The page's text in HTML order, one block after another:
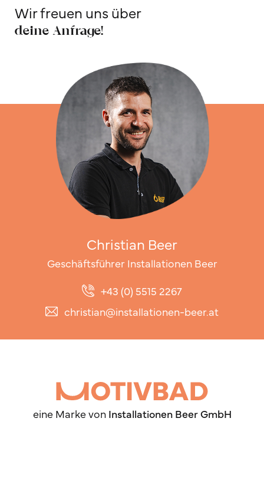
Wir freuen uns über
deine Anfrage!
Christian Beer
Geschäftsführer Installationen Beer
+43 (0) 5515 2267
christian@installationen-beer.at
eine Marke von Installationen Beer GmbH